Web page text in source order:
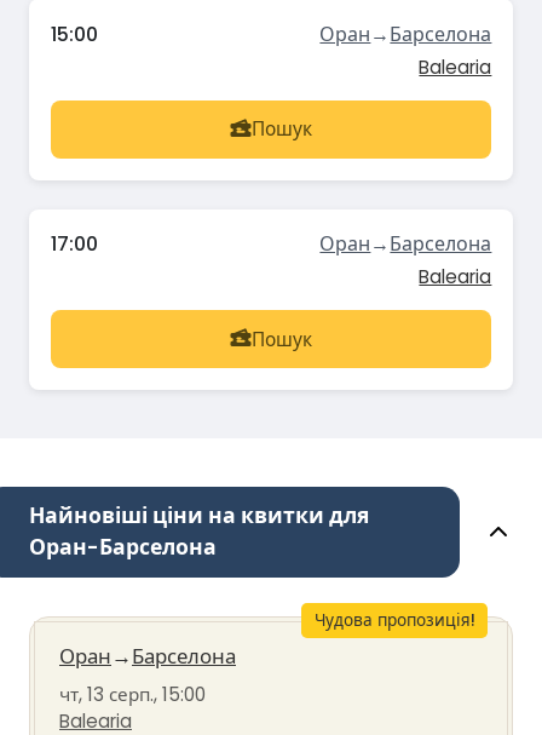
15:00 Оран→Барселона
Balearia
Пошук
17:00 Оран→Барселона
Balearia
Пошук
Найновіші ціни на квитки для
Оран-Барселона
Чудова пропозиція!
Оран→Барселона
чт, 13 серп., 15:00
Balearia